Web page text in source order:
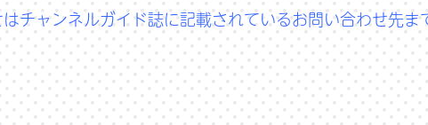
チャンネルガイド誌に記載されているお問い合わせ先ま